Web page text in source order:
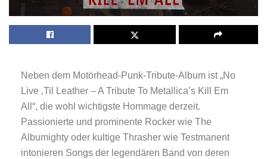
Neben dem Motörhead-Punk-Tribute-Album ist „No
Live ‚Til Leather – A Tribute To Metallica’s Kill Em
All“, die wohl wichtigste Hommage derzeit.
Passionierte und prominente Rocker wie The
Albumighty oder kultige Thrasher wie Testmanent
intonieren Songs der legendären Band von deren